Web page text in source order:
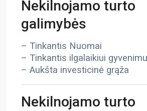
Nekilnojamo turto
galimybės
– Tinkantis Nuomai
– Tinkantis ilgalaikiui
– Aukšta investicinė grąža
Nekilnojamo turto